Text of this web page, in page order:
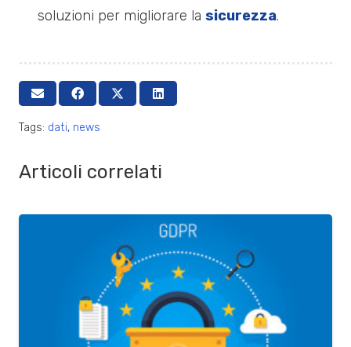
soluzioni per migliorare la sicurezza.
Tags: dati, news
Articoli correlati